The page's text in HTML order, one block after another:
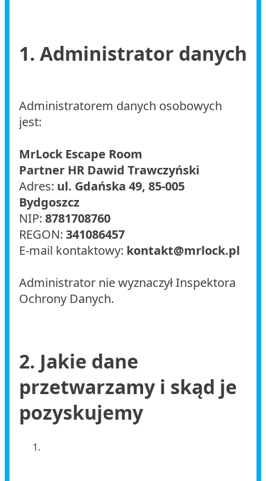
1. Administrator danych
Administratorem danych osobowych
jest:
MrLock Escape Room
Partner HR Dawid Trawczyński
Adres: ul. Gdańska 49, 85-005
Bydgoszcz
NIP: 8781708760
REGON: 341086457
E-mail kontaktowy: kontakt@mrlock.pl
Administrator nie wyznaczył Inspektora
Ochrony Danych.
2. Jakie dane
przetwarzamy i skąd je
pozyskujemy